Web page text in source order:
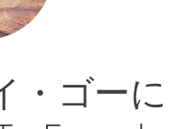
・ゴーに